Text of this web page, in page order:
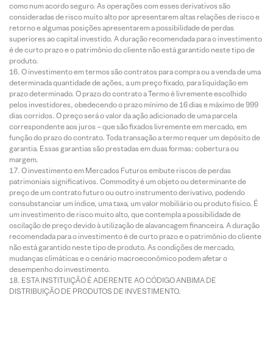
como num acordo seguro. As operações com esses derivativos são
consideradas de risco muito alto por apresentarem altas relações de risco e
retorno e algumas posições apresentarem a possibilidade de perdas
superiores ao capital investido. A duração recomendada para o investimento
é de curto prazo e o patrimônio do cliente não está garantido neste tipo de
produto.
O investimento em termos são contratos para compra ou a venda de uma
determinada quantidade de ações, a um preço fixado, para liquidação em
prazo determinado. O prazo do contrato a Termo é livremente escolhido
pelos investidores, obedecendo o prazo mínimo de 16 dias e máximo de 999
dias corridos. O preço será o valor da ação adicionado de uma parcela
correspondente aos juros – que são fixados livremente em mercado, em
função do prazo do contrato. Toda transação a termo requer um depósito de
garantia. Essas garantias são prestadas em duas formas: cobertura ou
margem.
O investimento em Mercados Futuros embute riscos de perdas
patrimoniais significativos. Commodity é um objeto ou determinante de
preço de um contrato futuro ou outro instrumento derivativo, podendo
consubstanciar um índice, uma taxa, um valor mobiliário ou produto físico. É
um investimento de risco muito alto, que contempla a possibilidade de
oscilação de preço devido à utilização de alavancagem financeira. A duração
recomendada para o investimento é de curto prazo e o patrimônio do cliente
não está garantido neste tipo de produto. As condições de mercado,
mudanças climáticas e o cenário macroeconômico podem afetar o
desempenho do investimento.
ESTA INSTITUIÇÃO É ADERENTE AO CÓDIGO ANBIMA DE
DISTRIBUIÇÃO DE PRODUTOS DE INVESTIMENTO.